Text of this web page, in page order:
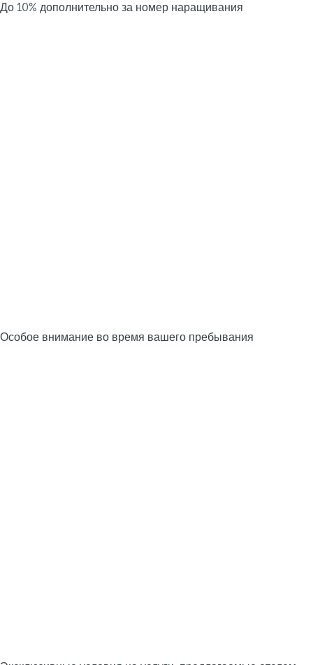
До 10% дополнительно за номер наращивания
Особое внимание во время вашего пребывания